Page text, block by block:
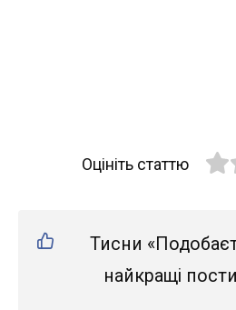
Оцініть статтю
Тисни
найкращі